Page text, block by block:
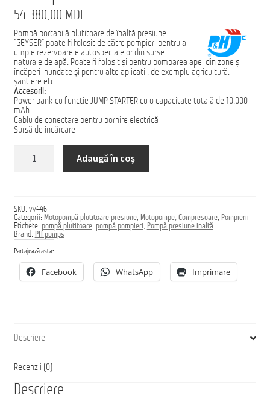
Домашняя страница
54.380,00 MDL
Pompă portabilă plutitoare de înaltă presiune
”GEYSER” poate fi folosit de către pompieri pentru a
umple rezervoarele autospecialelor din surse
naturale de apă. Poate fi folosit și pentru pomparea apei din zone și
încăperi inundate și pentru alte aplicații, de exemplu agricultură,
șantiere etc.
Accesorii:
Power bank cu funcție JUMP STARTER cu o capacitate totală de 10.000
mAh
Cablu de conectare pentru pornire electrică
Sursă de încărcare
Pompă
Adaugă în coș
SKU: vv446
Categorii: Motopompă plutitoare presiune, Motopompe, Compresoare, Pompierii
Etichete: pompă plutitoare, pompă pompieri, Pompă presiune inaltă
Brand: PH pumps
Partajează asta:
Facebook WhatsApp Imprimare
Descriere
Recenzii (0)
Descriere